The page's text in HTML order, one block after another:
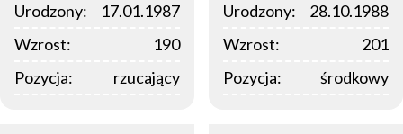
Urodzony:
17.01.1987
Wzrost:
190
Pozycja:
rzucający
Urodzony:
28.10.1988
Wzrost:
201
Pozycja:
środkowy